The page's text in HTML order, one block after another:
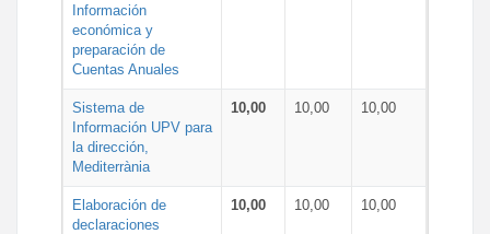
Información
económica y
preparación de
Cuentas Anuales
Sistema de
Información UPV para
la dirección,
Mediterrània
10,00 10,00 10,00
Elaboración de
declaraciones
10,00 10,00 10,00